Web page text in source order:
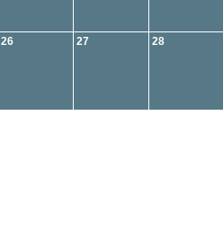
26 27 28